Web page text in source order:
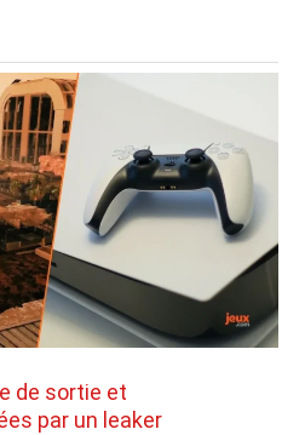
de sortie et
par un leaker